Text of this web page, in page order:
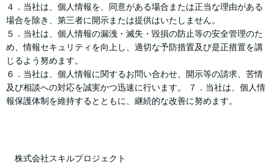
４．当社は、個人情報を、同意がある場合または正当な理由がある
場合を除き、第三者に開示または提供はいたしません。
５．当社は、個人情報の漏洩・滅失・毀損の防止等の安全管理のた
め、情報セキュリティを向上し、適切な予防措置及び是正措置を講
じるよう努めます。
６．当社は、個人情報に関するお問い合わせ、開示等の請求、苦情
及び相談への対応を誠実かつ迅速に行います。 ７．当社は、個人情
報保護体制を維持するとともに、継続的な改善に努めます。
株式会社スキルプロジェクト